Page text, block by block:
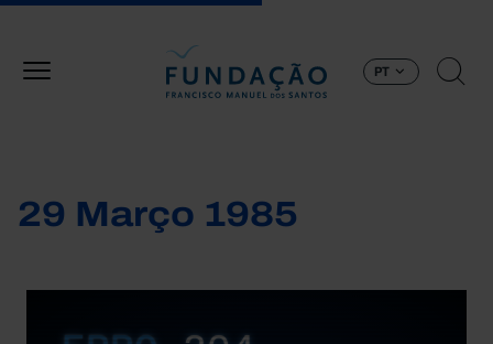
PT
29 Março 1985